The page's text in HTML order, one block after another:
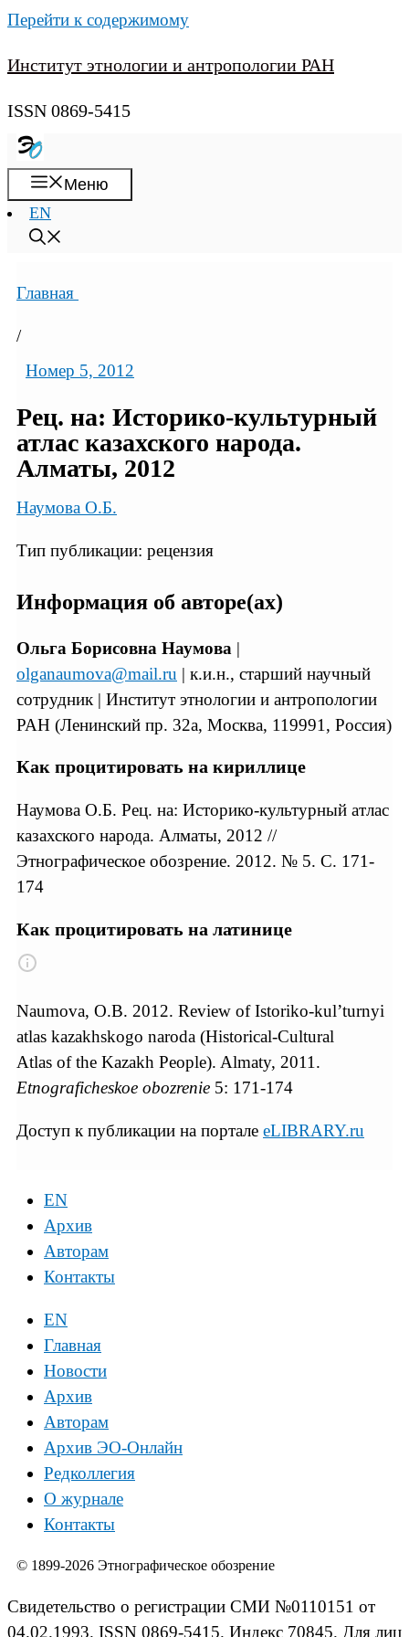
Перейти к содержимому
Институт этнологии и антропологии РАН
ISSN 0869-5415
Меню
EN
Главная
/
Номер 5, 2012
Рец. на: Историко-культурный
атлас казахского народа.
Алматы, 2012
Наумова О.Б.
Тип публикации: рецензия
Информация об авторе(ах)
Ольга Борисовна Наумова |
olganaumova@mail.ru | к.и.н., старший научный
сотрудник | Институт этнологии и антропологии
РАН (Ленинский пр. 32а, Москва, 119991, Россия)
Как процитировать на кириллице
Наумова О.Б. Рец. на: Историко-культурный атлас
казахского народа. Алматы, 2012 //
Этнографическое обозрение. 2012. № 5. С. 171-
174
Как процитировать на латинице
Naumova, O.B. 2012. Review of Istoriko-kul’turnyi
atlas kazakhskogo naroda (Historical-Cultural
Atlas of the Kazakh People). Almaty, 2011.
Etnograficheskoe obozrenie 5: 171-174
Доступ к публикации на портале eLIBRARY.ru
EN
Архив
Авторам
Контакты
EN
Главная
Новости
Архив
Авторам
Архив ЭО-Онлайн
Редколлегия
О журнале
Контакты
© 1899-2026 Этнографическое обозрение
Свидетельство о регистрации СМИ №0110151 от
04.02.1993. ISSN 0869-5415. Индекс 70845. Для лиц